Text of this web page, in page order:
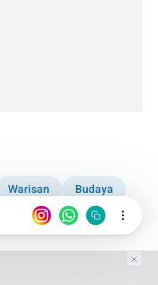
Warisan
Budaya